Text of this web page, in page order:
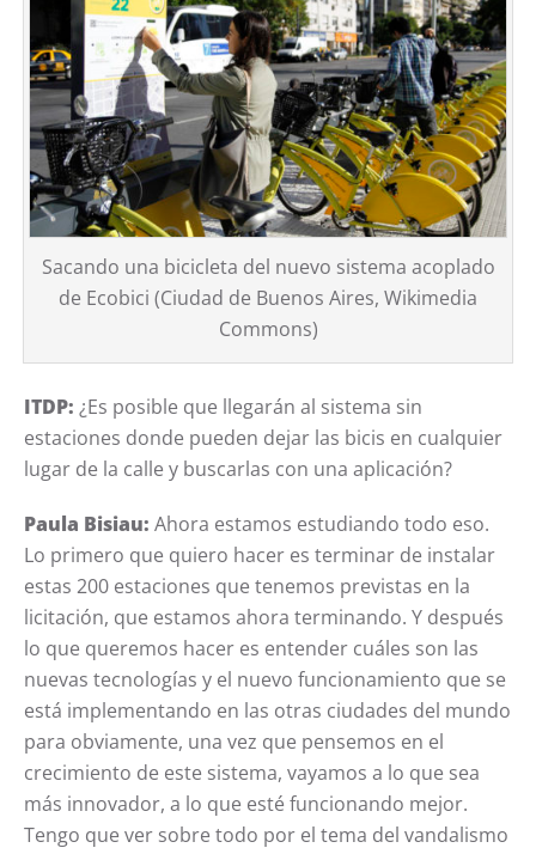
Sacando una bicicleta del nuevo sistema acoplado
de Ecobici (Ciudad de Buenos Aires, Wikimedia
Commons)
ITDP: ¿Es posible que llegarán al sistema sin
estaciones donde pueden dejar las bicis en cualquier
lugar de la calle y buscarlas con una aplicación?
Paula Bisiau: Ahora estamos estudiando todo eso.
Lo primero que quiero hacer es terminar de instalar
estas 200 estaciones que tenemos previstas en la
licitación, que estamos ahora terminando. Y después
lo que queremos hacer es entender cuáles son las
nuevas tecnologías y el nuevo funcionamiento que se
está implementando en las otras ciudades del mundo
para obviamente, una vez que pensemos en el
crecimiento de este sistema, vayamos a lo que sea
más innovador, a lo que esté funcionando mejor.
Tengo que ver sobre todo por el tema del vandalismo